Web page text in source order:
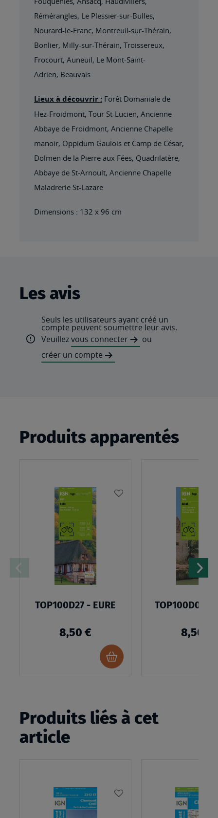
Rémérangles, Le Plessier-sur-Bulles,
Nourard-le-Franc, Montreuil-sur-Thérain,
Bonlier, Milly-sur-Thérain, Troissereux,
Frocourt, Auneuil, Le Mont-Saint-
Adrien, Beauvais
Lieux à découvrir : Forêt Domaniale de
Hez-Froidmont, Tour St-Lucien, Ancienne
Abbaye de Froidmont, Ancienne Chapelle
manoir, Oppidum Gaulois et Camp de César,
Dolmen de la Pierre aux Fées, Quadrilatère,
Abbaye de St-Arnoult, Ancienne Chapelle
Maladrerie St-Lazare
Dimensions : 132 x 96 cm
Les avis
Seuls les utilisateurs ayant créé un
compte peuvent soumettre leur avis.
Veuillezvous connecter
ou
créer un compte
Produits apparentés
TOP100D27 - EURE
8,50 €
Ajouter
au
TOP100D02 -
8,50 €
Produits liés à cet
article